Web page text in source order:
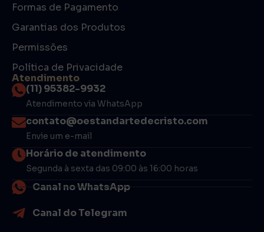
Formas de Pagamento
Garantias dos Produtos
Permissões
Política de Privacidade
Atendimento
(11) 95382-9932
Atendimento via WhatsApp
contato@oestandartedecristo.com
Envie um e-mail
Horário de atendimento
Segunda à sexta das 09:00 às 16:00 horas
Canal no WhatsApp
Canal do Telegram